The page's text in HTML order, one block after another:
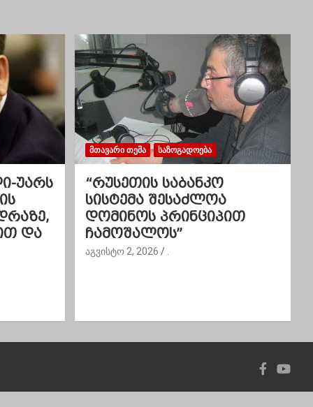
უარს
და
ᲛᲗᲐᲕᲐᲠᲘ ᲗᲔᲛᲐ ᲡᲐᲖᲝᲒᲐᲓᲝᲔᲑᲐ
“რუსეთის საბანკო
სისტემა შესაძლოა
დომინოს პრინციპით
ჩამოშალოს”
აგვისტო 2, 2026